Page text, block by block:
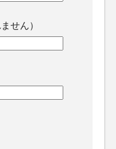
せん）